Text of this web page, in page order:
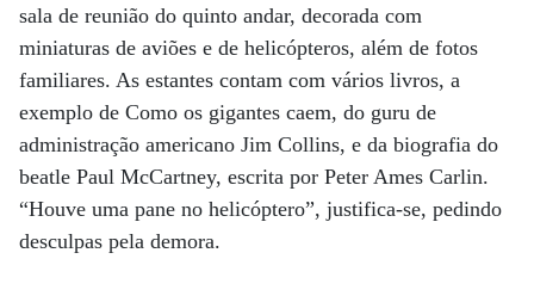
sala de reunião do quinto andar, decorada com
miniaturas de aviões e de helicópteros, além de fotos
familiares. As estantes contam com vários livros, a
exemplo de Como os gigantes caem, do guru de
administração americano Jim Collins, e da biografia do
beatle Paul McCartney, escrita por Peter Ames Carlin.
“Houve uma pane no helicóptero”, justifica-se, pedindo
desculpas pela demora.